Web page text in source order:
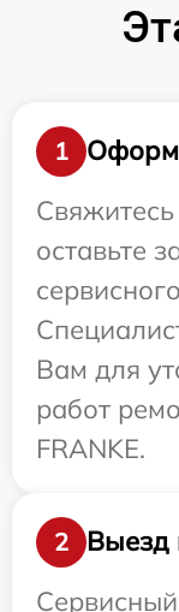
1
оставьте
Вам для
работ
FRANKE.
2
Выезд